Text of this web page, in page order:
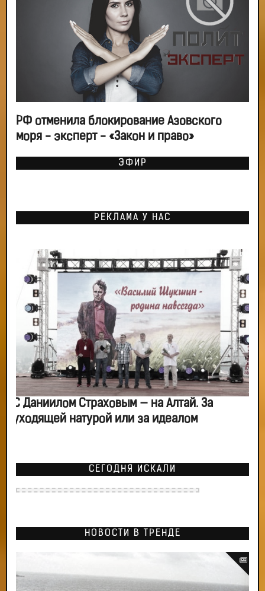
РФ отменила блокирование Азовского
моря - эксперт - «Закон и право»
ЭФИР
РЕКЛАМА У НАС
С Даниилом Страховым — на Алтай. За
уходящей натурой или за идеалом
СЕГОДНЯ ИСКАЛИ
НОВОСТИ В ТРЕНДЕ